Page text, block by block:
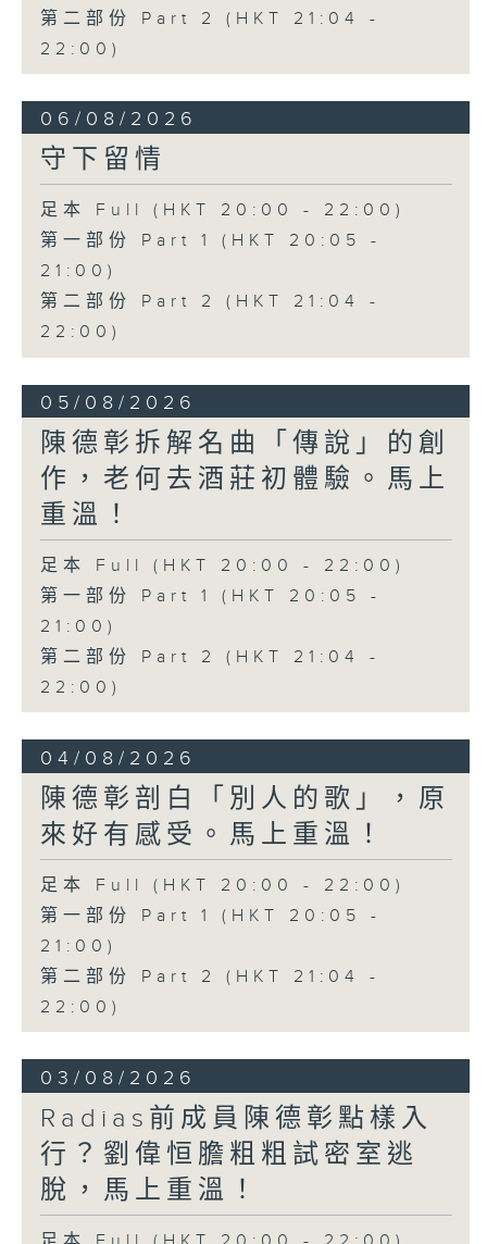
第二部份 Part 2 (HKT 21:04 -
22:00)
06/08/2026
守下留情
足本 Full (HKT 20:00 - 22:00)
第一部份 Part 1 (HKT 20:05 -
21:00)
第二部份 Part 2 (HKT 21:04 -
22:00)
05/08/2026
陳德彰拆解名曲「傳說」的創
作，老何去酒莊初體驗。馬上
重溫！
足本 Full (HKT 20:00 - 22:00)
第一部份 Part 1 (HKT 20:05 -
21:00)
第二部份 Part 2 (HKT 21:04 -
22:00)
04/08/2026
陳德彰剖白「別人的歌」，原
來好有感受。馬上重溫！
足本 Full (HKT 20:00 - 22:00)
第一部份 Part 1 (HKT 20:05 -
21:00)
第二部份 Part 2 (HKT 21:04 -
22:00)
03/08/2026
Radias前成員陳德彰點樣入
行？劉偉恒膽粗粗試密室逃
脫，馬上重溫！